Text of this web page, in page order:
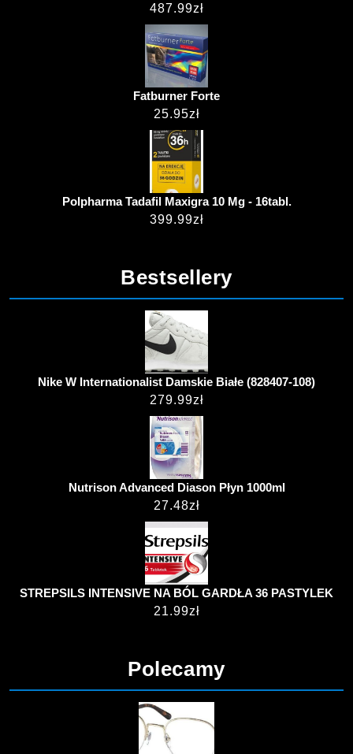
487.99zł
Fatburner Forte
25.95zł
Polpharma Tadafil Maxigra 10 Mg - 16tabl.
399.99zł
Bestsellery
Nike W Internationalist Damskie Białe (828407-108)
279.99zł
Nutrison Advanced Diason Płyn 1000ml
27.48zł
STREPSILS INTENSIVE NA BÓL GARDŁA 36 PASTYLEK
21.99zł
Polecamy